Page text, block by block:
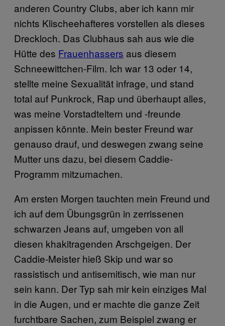
anderen Country Clubs, aber ich kann mir
nichts Klischeehafteres vorstellen als dieses
Dreckloch. Das Clubhaus sah aus wie die
Hütte des Frauenhassers aus diesem
Schneewittchen-Film. Ich war 13 oder 14,
stellte meine Sexualität infrage, und stand
total auf Punkrock, Rap und überhaupt alles,
was meine Vorstadteltern und -freunde
anpissen könnte. Mein bester Freund war
genauso drauf, und deswegen zwang seine
Mutter uns dazu, bei diesem Caddie-
Programm mitzumachen.
Am ersten Morgen tauchten mein Freund und
ich auf dem Übungsgrün in zerrissenen
schwarzen Jeans auf, umgeben von all
diesen khakitragenden Arschgeigen. Der
Caddie-Meister hieß Skip und war so
rassistisch und antisemitisch, wie man nur
sein kann. Der Typ sah mir kein einziges Mal
in die Augen, und er machte die ganze Zeit
furchtbare Sachen, zum Beispiel zwang er